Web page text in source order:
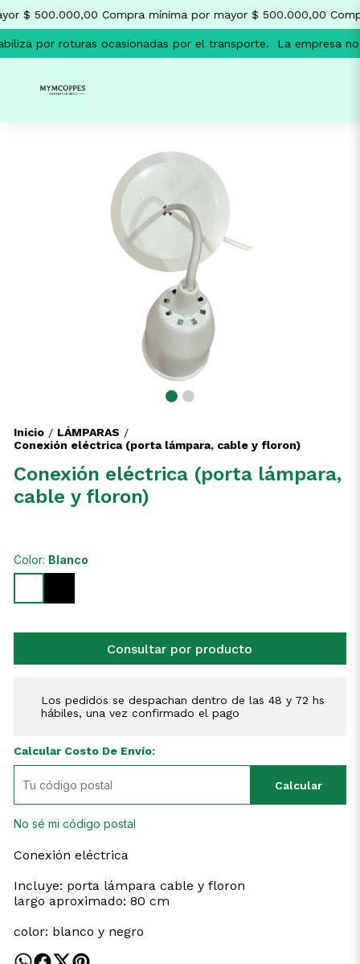
$ 500.000,00 Compra mínima por mayor $ 500.000,00
por roturas ocasionadas por el transporte. La empresa
Inicio / LÁMPARAS /
Conexión eléctrica (porta lámpara, cable y floron)
Conexión eléctrica (porta lámpara,
cable y floron)
Color: Blanco
Consultar por producto
Los pedidos se despachan dentro de las 48 y 72 hs
hábiles, una vez confirmado el pago
Calcular Costo De Envío:
Calcular
No sé mi código postal
Conexión eléctrica
Incluye: porta lámpara cable y floron
largo aproximado: 80 cm
color: blanco y negro